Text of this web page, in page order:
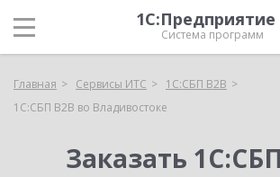
1С:Предприятие
Система программ
Главная Сервисы ИТС
1С:СБП B2B
1С:СБП B2B во Владивостоке
Заказать